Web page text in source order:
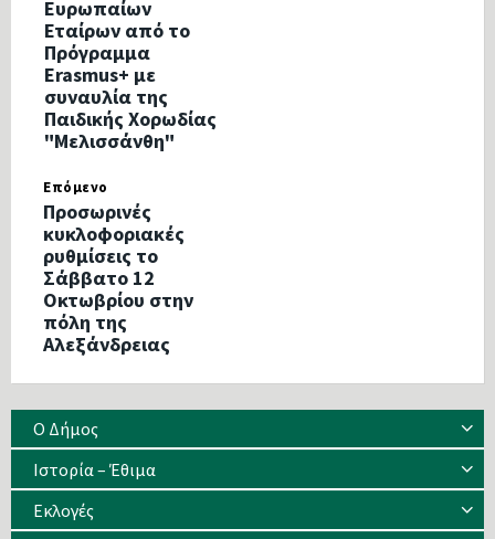
Ευρωπαίων
Εταίρων από το
Πρόγραμμα
Erasmus+ με
συναυλία της
Παιδικής Χορωδίας
"Μελισσάνθη"
Επόμενο
Προσωρινές
κυκλοφοριακές
ρυθμίσεις το
Σάββατο 12
Οκτωβρίου στην
πόλη της
Αλεξάνδρειας
Ο Δήμος
Ιστορία – Έθιμα
Eκλογές